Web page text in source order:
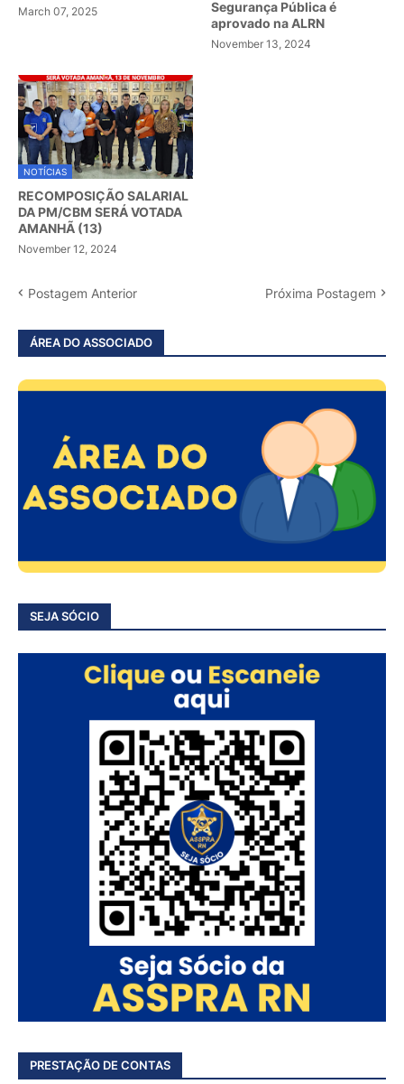
March 07, 2025
Segurança Pública é
aprovado na ALRN
November 13, 2024
NOTÍCIAS
RECOMPOSIÇÃO SALARIAL
DA PM/CBM SERÁ VOTADA
AMANHÃ (13)
November 12, 2024
Postagem Anterior Próxima Postagem
ÁREA DO ASSOCIADO
SEJA SÓCIO
PRESTAÇÃO DE CONTAS